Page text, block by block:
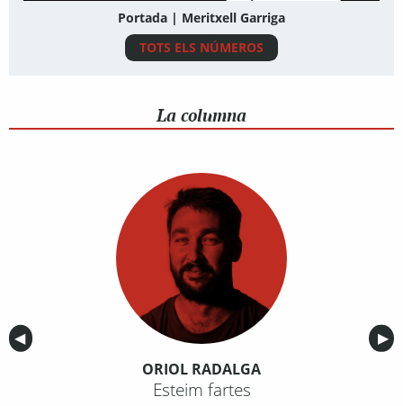
Portada | Meritxell Garriga
TOTS ELS NÚMEROS
La columna
Anterior
◀︎ ▶︎
ORIOL RADALGA
Esteim fartes